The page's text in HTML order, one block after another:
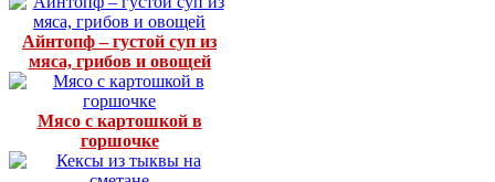
Айнтопф – густой суп из
мяса, грибов и овощей
Мясо с картошкой в
горшочке